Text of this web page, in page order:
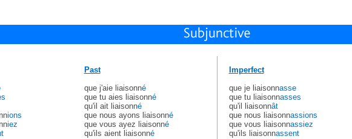
ions
iez
Past
que j'aie liaisonné
que tu aies liaisonné
qu'il ait liaisonné
que nous ayons liaisonné
que vous ayez liaisonné
qu'ils aient liaisonné
Imperfect
que je liaisonnasse
que tu liaisonnasses
qu'il liaisonnât
que nous liaisonnassions
que vous liaisonnassiez
qu'ils liaisonnassent